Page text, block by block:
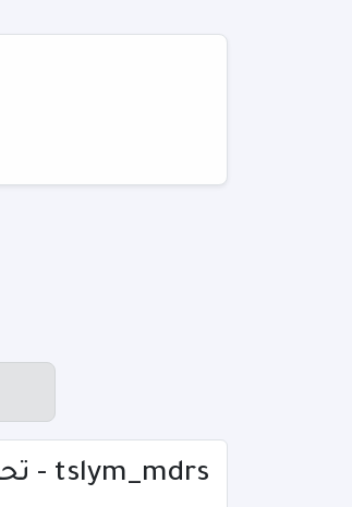
tslym_mdrs - تحميل